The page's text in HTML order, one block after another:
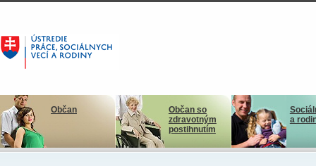
Občan
Občan so
zdravotným
postihnutím
a